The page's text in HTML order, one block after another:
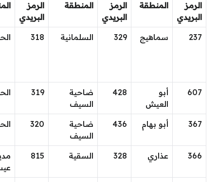
الرمز
البريدي
المنطقة
الرمز
البريدي
المنطقة
الرمز
البريدي
237 سماهيج 329 السلمانية 318
607
أبو
العيش
428
ضاحية
السيف
319
367 أبو بهام 436
ضاحية
السيف
320
366 عذاري 328 السقية 815